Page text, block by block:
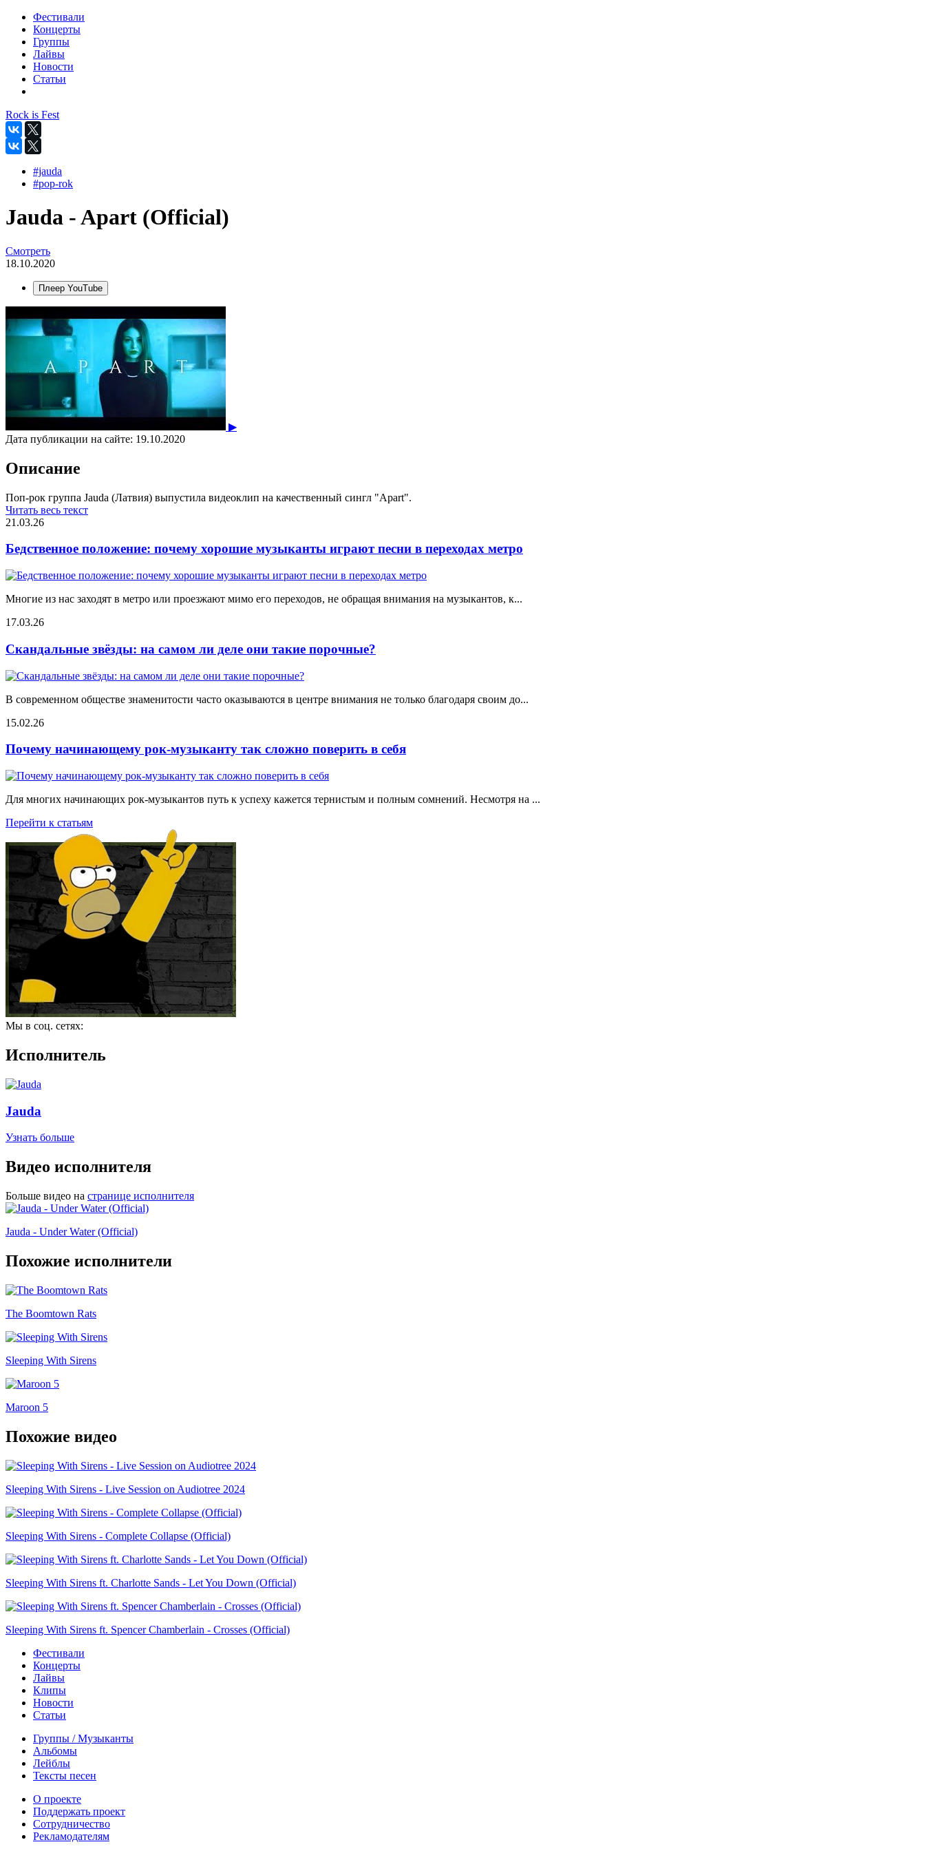
Фестивали
Концерты
Группы
Лайвы
Новости
Статьи
Rock is Fest
#jauda
#pop-rok
Jauda - Apart (Official)
Смотреть
18.10.2020
Плеер YouTube
▶
Дата публикации на сайте: 19.10.2020
Описание
Поп-рок группа Jauda (Латвия) выпустила видеоклип на качественный сингл "Apart".
Читать весь текст
21.03.26
Бедственное положение: почему хорошие музыканты играют песни в переходах метро
Многие из нас заходят в метро или проезжают мимо его переходов, не обращая внимания на музыкантов, к...
17.03.26
Скандальные звёзды: на самом ли деле они такие порочные?
В современном обществе знаменитости часто оказываются в центре внимания не только благодаря своим до...
15.02.26
Почему начинающему рок-музыканту так сложно поверить в себя
Для многих начинающих рок-музыкантов путь к успеху кажется тернистым и полным сомнений. Несмотря на ...
Перейти к статьям
Мы в соц. сетях:
Исполнитель
Jauda
Узнать больше
Видео исполнителя
Больше видео на странице исполнителя
Jauda - Under Water (Official)
Похожие исполнители
The Boomtown Rats
Sleeping With Sirens
Maroon 5
Похожие видео
Sleeping With Sirens - Live Session on Audiotree 2024
Sleeping With Sirens - Complete Collapse (Official)
Sleeping With Sirens ft. Charlotte Sands - Let You Down (Official)
Sleeping With Sirens ft. Spencer Chamberlain - Crosses (Official)
Фестивали
Концерты
Лайвы
Клипы
Новости
Статьи
Группы / Музыканты
Альбомы
Лейблы
Тексты песен
О проекте
Поддержать проект
Сотрудничество
Рекламодателям